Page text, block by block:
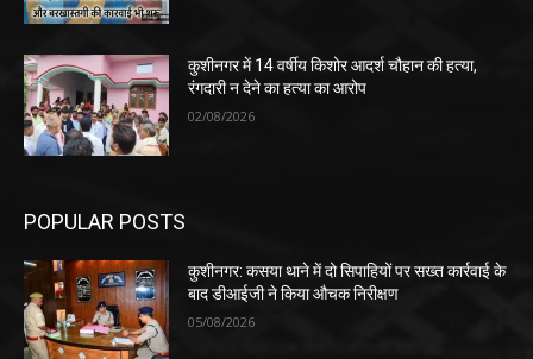
कुशीनगर में 14 वर्षीय किशोर आदर्श चौहान की हत्या,
रंगदारी न देने का हत्या का आरोप
02/08/2026
POPULAR POSTS
कुशीनगर: कसया थाने में दो सिपाहियों पर सख्त कार्रवाई के
बाद डीआईजी ने किया औचक निरीक्षण
05/08/2026